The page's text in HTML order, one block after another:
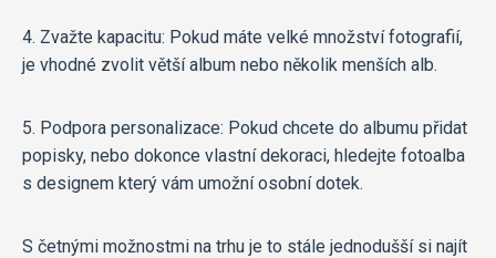
4. Zvažte kapacitu: Pokud máte velké množství fotografií,
je vhodné zvolit větší album nebo několik menších alb.
5. Podpora personalizace: Pokud chcete do albumu přidat
popisky, nebo dokonce vlastní dekoraci, hledejte fotoalba
s designem který vám umožní osobní dotek.
S četnými možnostmi na trhu je to stále jednodušší si najít